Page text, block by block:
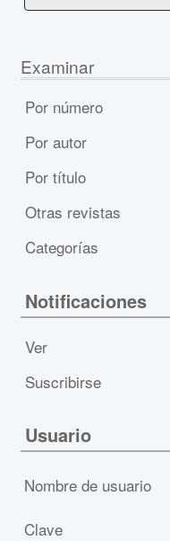
Examinar
Por número
Por autor
Por título
Otras revistas
Categorías
Notificaciones
Ver
Suscribirse
Usuario
Nombre de usuario
Clave